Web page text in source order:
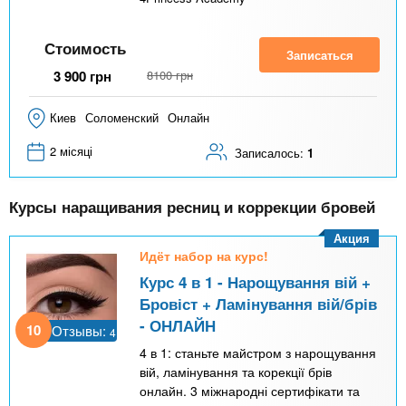
Стоимость
3 900 грн 8100 грн
Записаться
Киев Соломенский Онлайн
2 місяці
Записалось: 1
Курсы наращивания ресниц и коррекции бровей
10 Отзывы: 4
Идёт набор на курс!
Курс 4 в 1 - Нарощування вій +
Бровіст + Ламінування вій/брів
- ОНЛАЙН
4 в 1: станьте майстром з нарощування
вій, ламінування та корекції брів
онлайн. 3 міжнародні сертифікати та
Акция